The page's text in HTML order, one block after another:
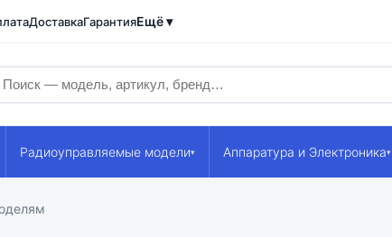
ДоставкаГарантияЕщё ▾
Радиоуправляемые модели▾ Аппаратура и Электроника▾